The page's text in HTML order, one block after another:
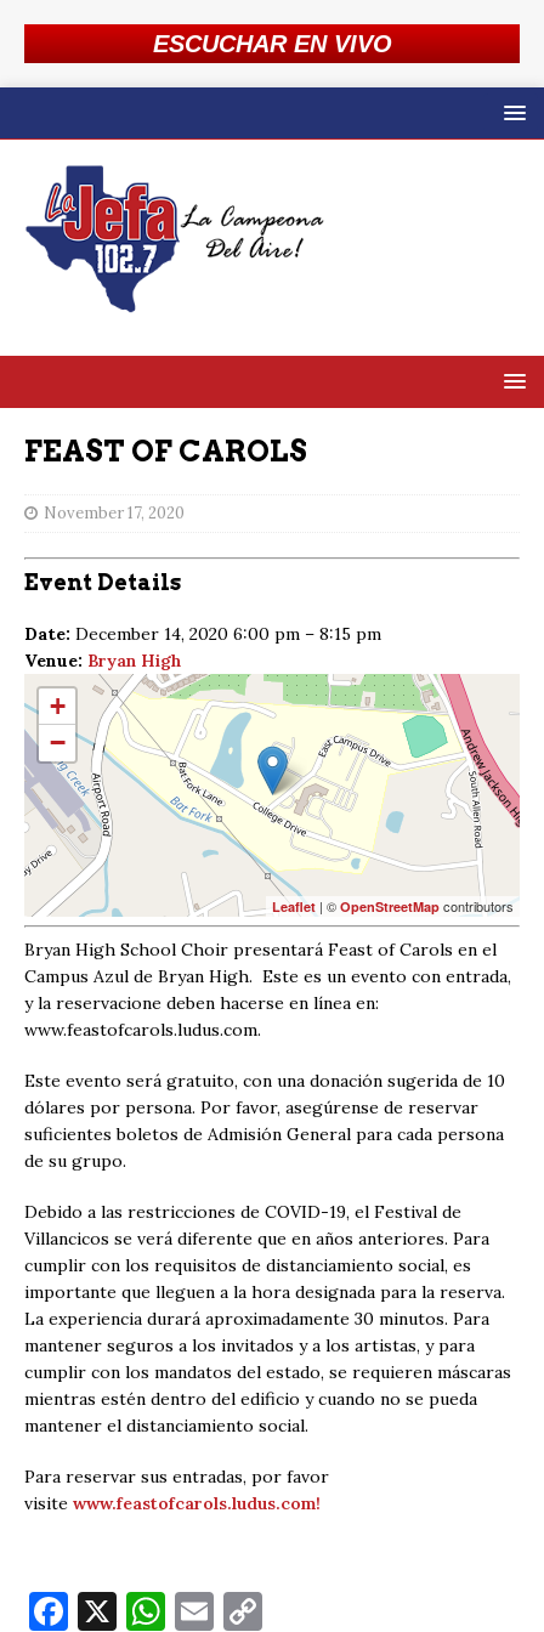
ESCUCHAR EN VIVO
FEAST OF CAROLS
November 17, 2020
Event Details
Date: December 14, 2020 6:00 pm – 8:15 pm
Venue: Bryan High
+
−
Leaflet | © OpenStreetMap contributors
Bryan High School Choir presentará Feast of Carols en el
Campus Azul de Bryan High. Este es un evento con entrada,
y la reservacione deben hacerse en línea en:
www.feastofcarols.ludus.com.
Este evento será gratuito, con una donación sugerida de 10
dólares por persona. Por favor, asegúrense de reservar
suficientes boletos de Admisión General para cada persona
de su grupo.
Debido a las restricciones de COVID-19, el Festival de
Villancicos se verá diferente que en años anteriores. Para
cumplir con los requisitos de distanciamiento social, es
importante que lleguen a la hora designada para la reserva.
La experiencia durará aproximadamente 30 minutos. Para
mantener seguros a los invitados y a los artistas, y para
cumplir con los mandatos del estado, se requieren máscaras
mientras estén dentro del edificio y cuando no se pueda
mantener el distanciamiento social.
Para reservar sus entradas, por favor
visite www.feastofcarols.ludus.com!
F X W E